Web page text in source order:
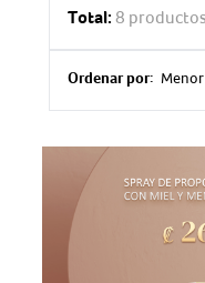
Total: 8 productos
Ordenar por: